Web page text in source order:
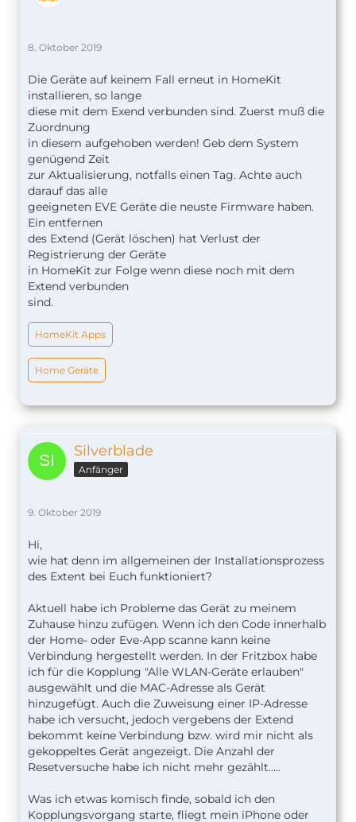
8. Oktober 2019
Die Geräte auf keinem Fall erneut in HomeKit
installieren, so lange
diese mit dem Exend verbunden sind. Zuerst muß die
Zuordnung
in diesem aufgehoben werden! Geb dem System
genügend Zeit
zur Aktualisierung, notfalls einen Tag. Achte auch
darauf das alle
geeigneten EVE Geräte die neuste Firmware haben.
Ein entfernen
des Extend (Gerät löschen) hat Verlust der
Registrierung der Geräte
in HomeKit zur Folge wenn diese noch mit dem
Extend verbunden
sind.
HomeKit Apps
Home Geräte
Silverblade
Anfänger
9. Oktober 2019
Hi,
wie hat denn im allgemeinen der Installationsprozess
des Extent bei Euch funktioniert?
Aktuell habe ich Probleme das Gerät zu meinem
Zuhause hinzu zufügen. Wenn ich den Code innerhalb
der Home- oder Eve-App scanne kann keine
Verbindung hergestellt werden. In der Fritzbox habe
ich für die Kopplung "Alle WLAN-Geräte erlauben"
ausgewählt und die MAC-Adresse als Gerät
hinzugefügt. Auch die Zuweisung einer IP-Adresse
habe ich versucht, jedoch vergebens der Extend
bekommt keine Verbindung bzw. wird mir nicht als
gekoppeltes Gerät angezeigt. Die Anzahl der
Resetversuche habe ich nicht mehr gezählt.....
Was ich etwas komisch finde, sobald ich den
Kopplungsvorgang starte, fliegt mein iPhone oder